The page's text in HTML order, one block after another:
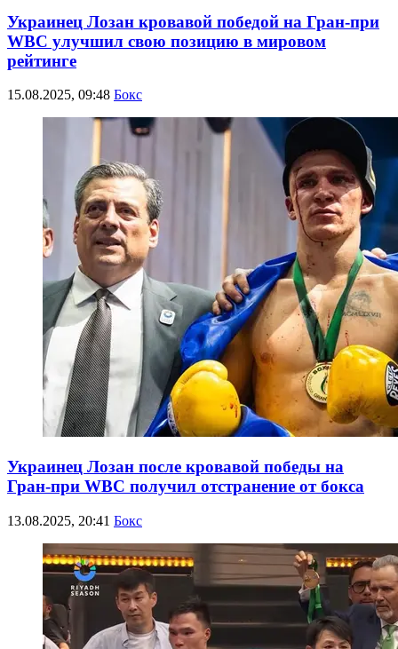
Украинец Лозан кровавой победой на Гран-при
WBC улучшил свою позицию в мировом
рейтинге
15.08.2025, 09:48 Бокс
Украинец Лозан после кровавой победы на
Гран-при WBC получил отстранение от бокса
13.08.2025, 20:41 Бокс